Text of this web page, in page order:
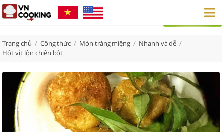
Trang chủ / Công thức / Món tráng miệng / Nhanh và dễ /
Hột vịt lộn chiên bột